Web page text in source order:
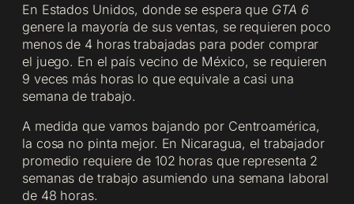
En Estados Unidos, donde se espera que GTA 6
genere la mayoría de sus ventas, se requieren poco
menos de 4 horas trabajadas para poder comprar
el juego. En el país vecino de México, se requieren
9 veces más horas lo que equivale a casi una
semana de trabajo.
A medida que vamos bajando por Centroamérica,
la cosa no pinta mejor. En Nicaragua, el trabajador
promedio requiere de 102 horas que representa 2
semanas de trabajo asumiendo una semana laboral
de 48 horas.